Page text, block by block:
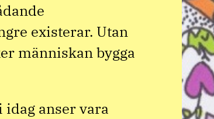
existerar. Utan
människan bygga
idag anser vara